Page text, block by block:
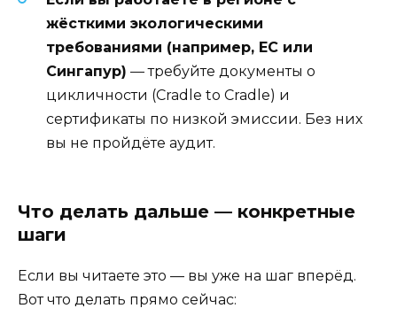
жёсткими экологическими
требованиями (например, ЕС или
Сингапур) — требуйте документы о
цикличности (Cradle to Cradle) и
сертификаты по низкой эмиссии. Без них
вы не пройдёте аудит.
Что делать дальше — конкретные
шаги
Если вы читаете это — вы уже на шаг вперёд.
Вот что делать прямо сейчас: